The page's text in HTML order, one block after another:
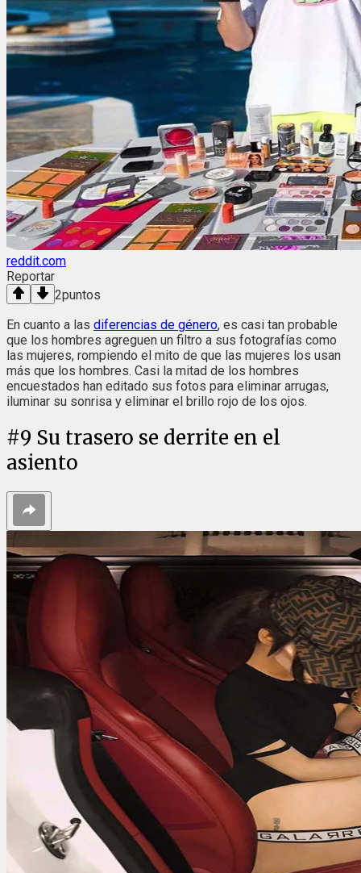
reddit.com
Reportar
2puntos
En cuanto a las diferencias de género, es casi tan probable
que los hombres agreguen un filtro a sus fotografías como
las mujeres, rompiendo el mito de que las mujeres los usan
más que los hombres. Casi la mitad de los hombres
encuestados han editado sus fotos para eliminar arrugas,
iluminar su sonrisa y eliminar el brillo rojo de los ojos.
#9 Su trasero se derrite en el
asiento